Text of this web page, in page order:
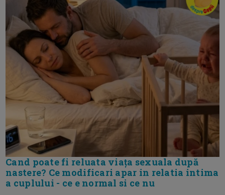
Cand poate fi reluata viața sexuala după
nastere? Ce modificari apar in relatia intima
a cuplului - ce e normal si ce nu